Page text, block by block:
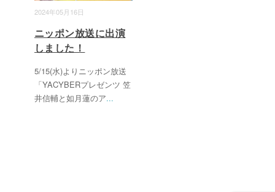
2024年05月16日
ニッポン放送に出演
しました！
5/15(水)よりニッポン放送
「YACYBERプレゼンツ 笠
井信輔と如月蓮のア...